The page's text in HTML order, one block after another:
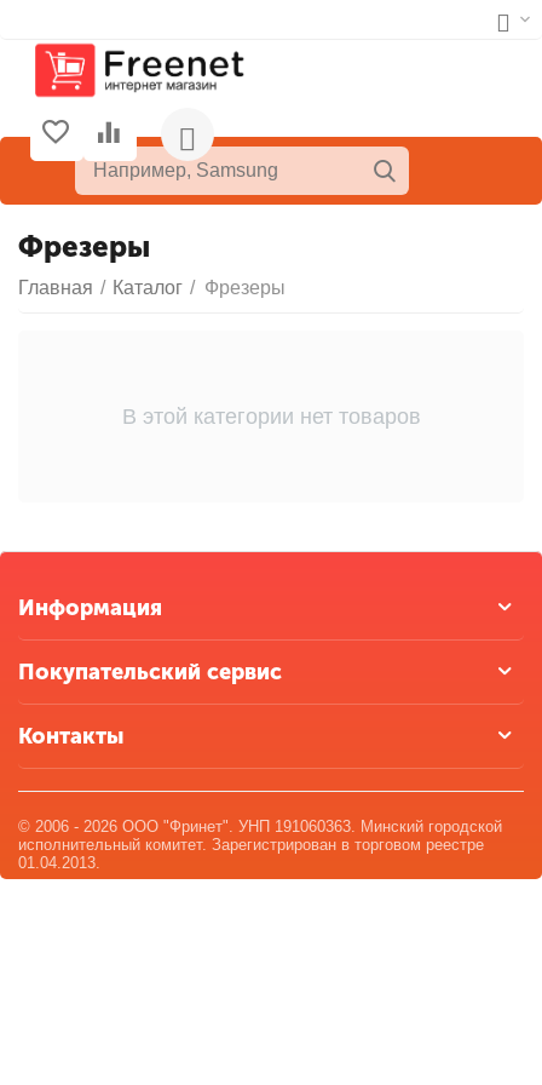
Фрезеры
Главная / Каталог / Фрезеры
В этой категории нет товаров
Информация
Покупательский сервис
Контакты
© 2006 - 2026 ООО "Фринет". УНП 191060363. Минский городской
исполнительный комитет. Зарегистрирован в торговом реестре
01.04.2013.